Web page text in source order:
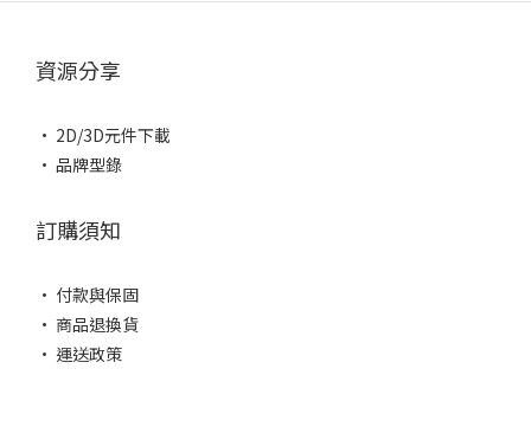
資源分享
• 2D/3D元件下載
• 品牌型錄
訂購須知
• 付款與保固
• 商品退換貨
• 運送政策